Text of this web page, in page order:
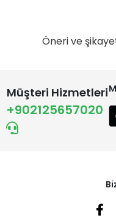
Öneri ve
Müşteri Hizmetleri
+902125657020